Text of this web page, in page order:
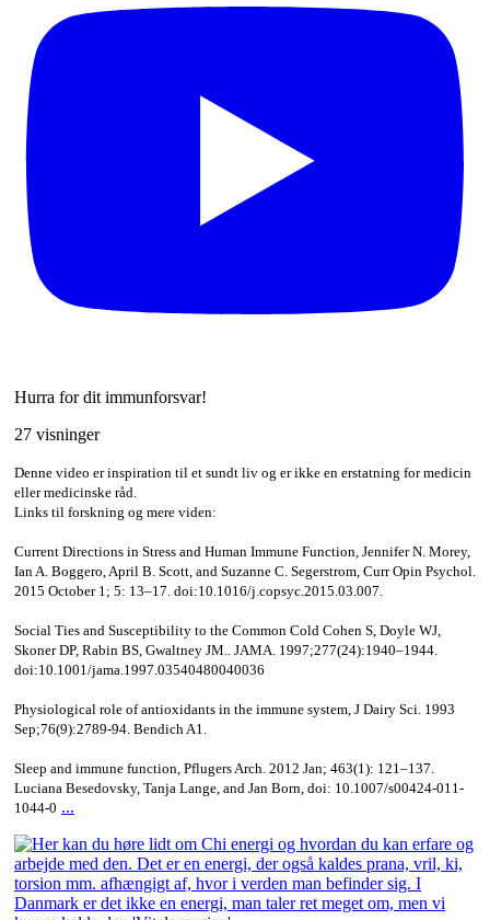
Hurra for dit immunforsvar!
27 visninger
Denne video er inspiration til et sundt liv og er ikke en erstatning for medicin
eller medicinske råd.
Links til forskning og mere viden:
Current Directions in Stress and Human Immune Function, Jennifer N. Morey,
Ian A. Boggero, April B. Scott, and Suzanne C. Segerstrom, Curr Opin Psychol.
2015 October 1; 5: 13–17. doi:10.1016/j.copsyc.2015.03.007.
Social Ties and Susceptibility to the Common Cold Cohen S, Doyle WJ,
Skoner DP, Rabin BS, Gwaltney JM.. JAMA. 1997;277(24):1940–1944.
doi:10.1001/jama.1997.03540480040036
Physiological role of antioxidants in the immune system, J Dairy Sci. 1993
Sep;76(9):2789-94. Bendich A1.
Sleep and immune function, Pflugers Arch. 2012 Jan; 463(1): 121–137.
Luciana Besedovsky, Tanja Lange, and Jan Born, doi: 10.1007/s00424-011-
1044-0 ...